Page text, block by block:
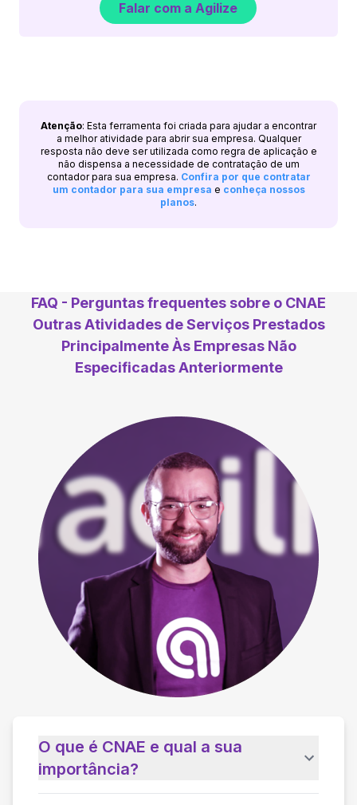
Falar com a Agilize
Atenção: Esta ferramenta foi criada para ajudar a encontrar
a melhor atividade para abrir sua empresa. Qualquer
resposta não deve ser utilizada como regra de aplicação e
não dispensa a necessidade de contratação de um
contador para sua empresa. Confira por que contratar
um contador para sua empresa e conheça nossos
planos.
FAQ - Perguntas frequentes sobre o CNAE
Outras Atividades de Serviços Prestados
Principalmente Às Empresas Não
Especificadas Anteriormente
O que é CNAE e qual a sua
importância?